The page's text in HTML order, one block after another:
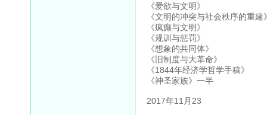
《爱欲与文明》
《文明的冲突与社会秩序的重建
《疯癫与文明》
《规训与惩罚》
《想象的共同体》
《旧制度与大革命》
《1844年经济学哲学手稿》
《神圣家族》一半
2017年11月23